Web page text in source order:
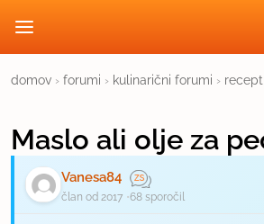
domov › forumi › kulinarični forumi ›
Maslo ali olje za
Vanesa84
član od 2017 68 sporočil